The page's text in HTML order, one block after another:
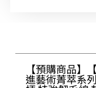
【預購商品】
進藝術菁萃系